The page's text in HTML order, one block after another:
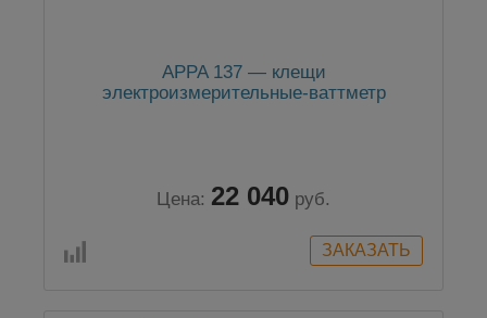
APPA 137 — клещи
электроизмерительные-ваттметр
Цена: 22 040 руб.